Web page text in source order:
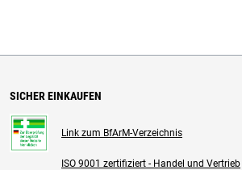
SICHER EINKAUFEN
Link zum BfArM-Verzeichnis
ISO 9001 zertifiziert - Handel und Vertrieb